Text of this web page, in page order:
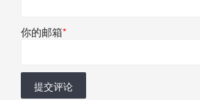
你的邮箱*
提交评论